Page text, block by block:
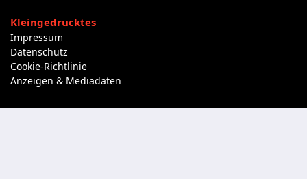
Kleingedrucktes
Impressum
Datenschutz
Cookie-Richtlinie
Anzeigen & Mediadaten